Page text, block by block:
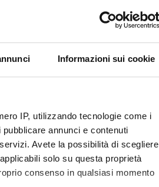
Informazioni sui cookie
IP, utilizzando tecnologie come i
annunci e contenuti
Avete la possibilità di scegliere
solo su questa proprietà
consenso in qualsiasi momento